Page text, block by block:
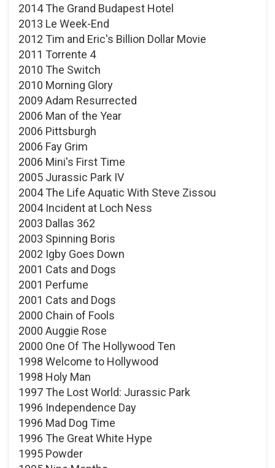
2014 The Grand Budapest Hotel
2013 Le Week-End
2012 Tim and Eric's Billion Dollar Movie
2011 Torrente 4
2010 The Switch
2010 Morning Glory
2009 Adam Resurrected
2006 Man of the Year
2006 Pittsburgh
2006 Fay Grim
2006 Mini's First Time
2005 Jurassic Park IV
2004 The Life Aquatic With Steve Zissou
2004 Incident at Loch Ness
2003 Dallas 362
2003 Spinning Boris
2002 Igby Goes Down
2001 Cats and Dogs
2001 Perfume
2001 Cats and Dogs
2000 Chain of Fools
2000 Auggie Rose
2000 One Of The Hollywood Ten
1998 Welcome to Hollywood
1998 Holy Man
1997 The Lost World: Jurassic Park
1996 Independence Day
1996 Mad Dog Time
1996 The Great White Hype
1995 Powder